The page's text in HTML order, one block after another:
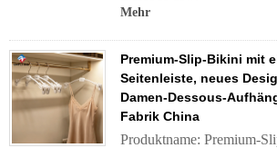
Mehr
Premium-Slip-Bikini mit
Seitenleiste, neues
Damen-Dessous-
Fabrik China
Produktname: Premium-